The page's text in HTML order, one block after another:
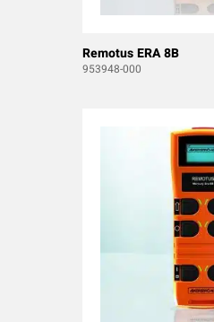
Remotus ERA 8B
953948-000